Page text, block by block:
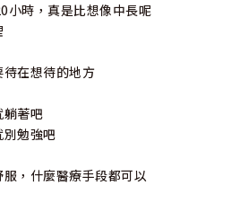
時，真是比想像中長呢
在想待的地方
躺著吧
勉強吧
，什麼醫療手段都可以